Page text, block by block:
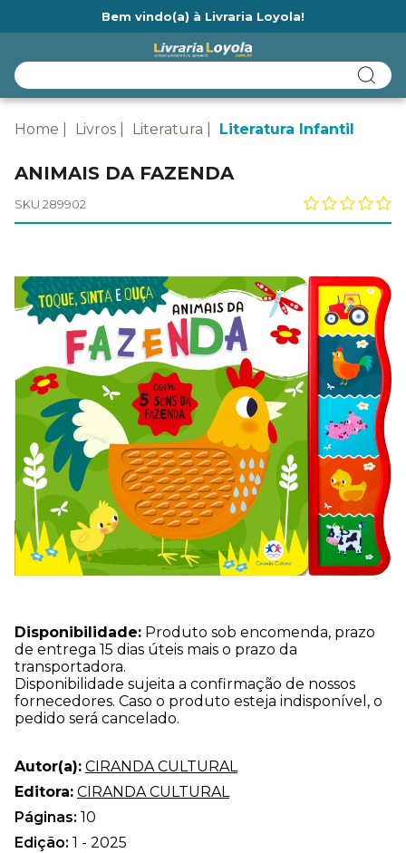
Bem vindo(a) à Livraria Loyola!
Home Livros Literatura Literatura Infantil
ANIMAIS DA FAZENDA
SKU 289902
Disponibilidade: Produto sob encomenda, prazo
de entrega 15 dias úteis mais o prazo da
transportadora.
Disponibilidade sujeita a confirmação de nossos
fornecedores. Caso o produto esteja indisponível, o
pedido será cancelado.
Autor(a): CIRANDA CULTURAL
Editora: CIRANDA CULTURAL
Páginas: 10
Edição: 1 - 2025